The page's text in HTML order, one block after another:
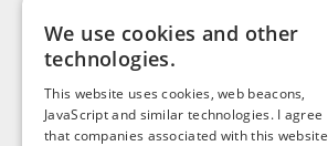
We use cookies and other
technologies.
This website uses cookies, web beacons,
JavaScript and similar technologies. I agree
that companies associated with this website